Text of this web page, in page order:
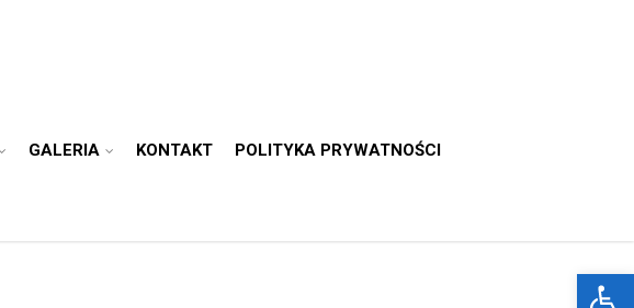
GALERIA KONTAKT POLITYKA PRYWATNOŚCI